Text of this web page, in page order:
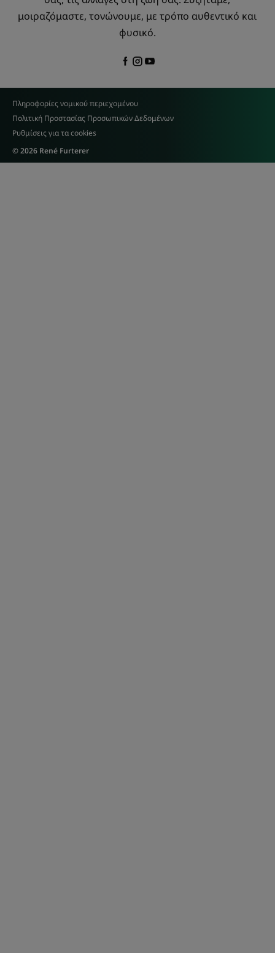
μοιραζόμαστε, τονώνουμε, με τρόπο αυθεντικό και
φυσικό.
Πληροφορίες νομικού περιεχομένου
Πολιτική Προστασίας Προσωπικών Δεδομένων
Ρυθμίσεις για τα cookies
© 2026 René Furterer